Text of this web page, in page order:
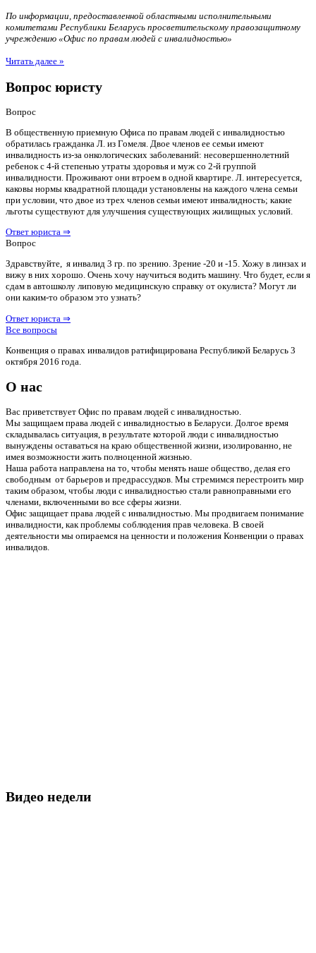
По информации, предоставленной областными исполнительными
комитетами Республики Беларусь просветительскому правозащитному
учреждению «Офис по правам людей с инвалидностью»
Читать далее »
Вопрос юристу
Вопрос
В общественную приемную Офиса по правам людей с инвалидностью
обратилась гражданка Л. из Гомеля. Двое членов ее семьи имеют
инвалидность из-за онкологических заболеваний: несовершеннолетний
ребенок с 4-й степенью утраты здоровья и муж со 2-й группой
инвалидности. Проживают они втроем в одной квартире. Л. интересуется,
каковы нормы квадратной площади установлены на каждого члена семьи
при условии, что двое из трех членов семьи имеют инвалидность; какие
льготы существуют для улучшения существующих жилищных условий.
Ответ юриста ⇒
Вопрос
Здравствуйте, я инвалид 3 гр. по зрению. Зрение -20 и -15. Хожу в линзах и
вижу в них хорошо. Очень хочу научиться водить машину. Что будет, если я
сдам в автошколу липовую медицинскую справку от окулиста? Могут ли
они каким-то образом это узнать?
Ответ юриста ⇒
Все вопросы
Конвенция о правах инвалидов ратифицирована Республикой Беларусь 3
октября 2016 года.
О нас
Вас приветствует Офис по правам людей с инвалидностью.
Мы защищаем права людей с инвалидностью в Беларуси. Долгое время
складывалась ситуация, в результате которой люди с инвалидностью
вынуждены оставаться на краю общественной жизни, изолированно, не
имея возможности жить полноценной жизнью.
Наша работа направлена на то, чтобы менять наше общество, делая его
свободным от барьеров и предрассудков. Мы стремимся перестроить мир
таким образом, чтобы люди с инвалидностью стали равноправными его
членами, включенными во все сферы жизни.
Офис защищает права людей с инвалидностью. Мы продвигаем понимание
инвалидности, как проблемы соблюдения прав человека. В своей
деятельности мы опираемся на ценности и положения Конвенции о правах
инвалидов.
Видео недели